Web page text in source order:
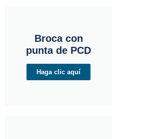
Broca con
punta de PCD
Haga clic aquí